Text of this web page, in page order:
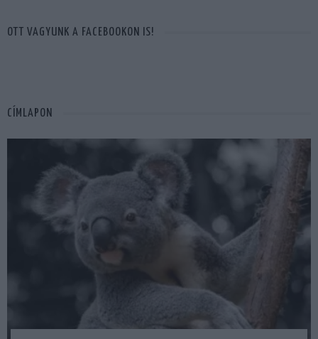
OTT VAGYUNK A FACEBOOKON IS!
CÍMLAPON